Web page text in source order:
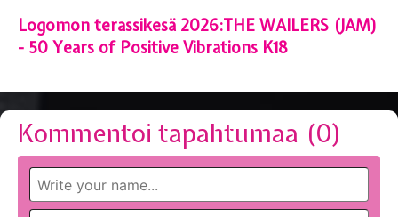
Logomon terassikesä 2026:THE WAILERS (JAM)
- 50 Years of Positive Vibrations K18
Kommentoi tapahtumaa (0)